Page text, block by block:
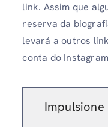
link. Assim que
reserva da
levará a outros
conta do
Impulsione